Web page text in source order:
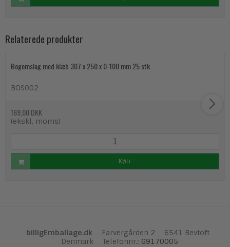
Relaterede produkter
Bogomslag med klæb 307 x 250 x 0-100 mm 25 stk
BOS002
169,00 DKK
(ekskl. moms)
Køb
billigEmballage.dk Farvergården 2
6541 Bevtoft
Denmark
Telefonnr.: 69170005